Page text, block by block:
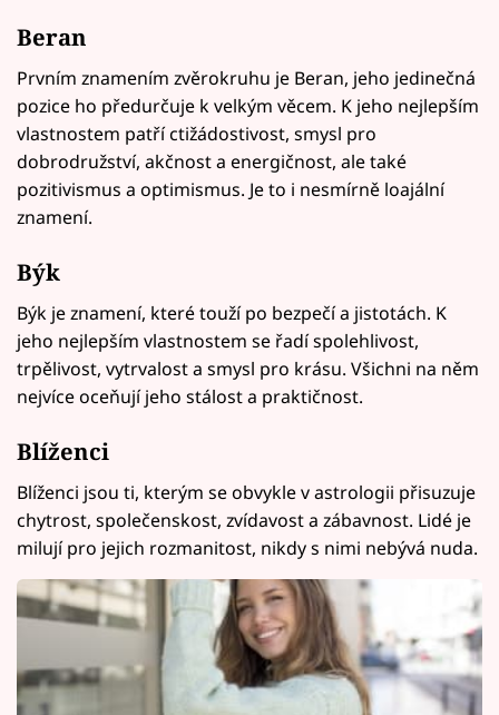
Beran
Prvním znamením zvěrokruhu je Beran, jeho jedinečná
pozice ho předurčuje k velkým věcem. K jeho nejlepším
vlastnostem patří ctižádostivost, smysl pro
dobrodružství, akčnost a energičnost, ale také
pozitivismus a optimismus. Je to i nesmírně loajální
znamení.
Býk
Býk je znamení, které touží po bezpečí a jistotách. K
jeho nejlepším vlastnostem se řadí spolehlivost,
trpělivost, vytrvalost a smysl pro krásu. Všichni na něm
nejvíce oceňují jeho stálost a praktičnost.
Blíženci
Blíženci jsou ti, kterým se obvykle v astrologii přisuzuje
chytrost, společenskost, zvídavost a zábavnost. Lidé je
milují pro jejich rozmanitost, nikdy s nimi nebývá nuda.